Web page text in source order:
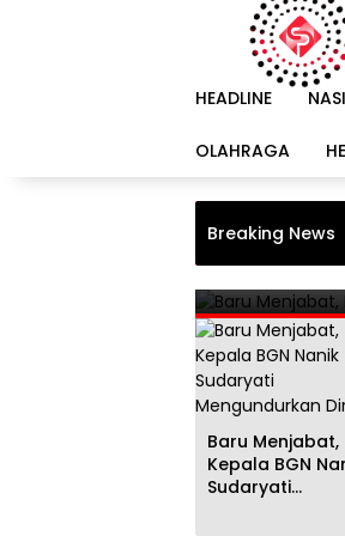
HEADLINE
OLAHRAGA
Breaking News
HEADLINE
Gol
Juara
Baru Menjabat,
Kepala BGN
Sudaryati